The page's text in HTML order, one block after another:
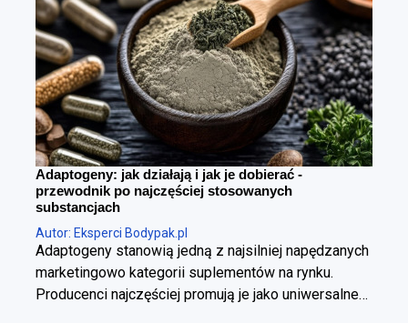
Adaptogeny: jak działają i jak je dobierać -
przewodnik po najczęściej stosowanych
substancjach
Autor: Eksperci Bodypak.pl
Adaptogeny stanowią jedną z najsilniej napędzanych
marketingowo kategorii suplementów na rynku.
Producenci najczęściej promują je jako uniwersalne